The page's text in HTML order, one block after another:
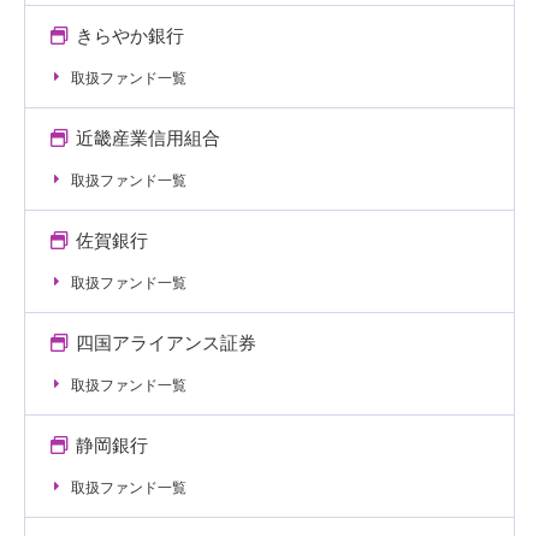
きらやか銀行
取扱ファンド一覧
近畿産業信用組合
取扱ファンド一覧
佐賀銀行
取扱ファンド一覧
四国アライアンス証券
取扱ファンド一覧
静岡銀行
取扱ファンド一覧